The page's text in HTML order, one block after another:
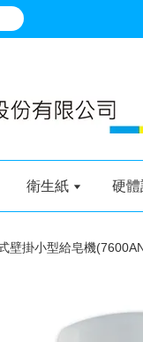
衛生紙 硬
壁掛小型給皂機